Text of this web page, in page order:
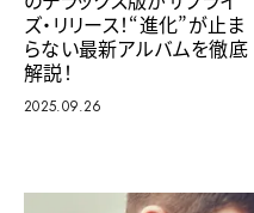
ズ・リリース！“進化”が止ま
らない最新アルバムを徹底
解説！
2025.09.26